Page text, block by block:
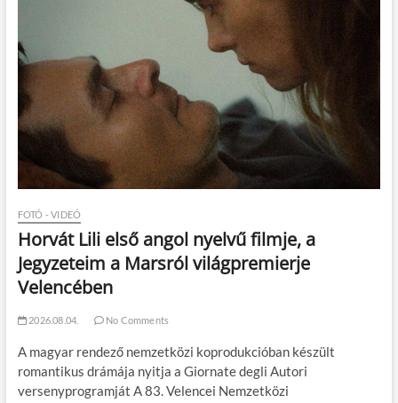
FOTÓ - VIDEÓ
Horvát Lili első angol nyelvű filmje, a
Jegyzeteim a Marsról világpremierje
Velencében
2026.08.04. No Comments
A magyar rendező nemzetközi koprodukcióban készült
romantikus drámája nyitja a Giornate degli Autori
versenyprogramját A 83. Velencei Nemzetközi